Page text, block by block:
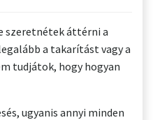
szeretnétek áttérni a
a takarítást vagy a
tudjátok, hogy hogyan
ugyanis annyi minden